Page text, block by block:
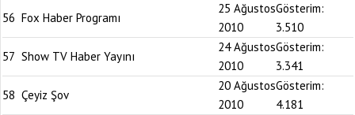
56 Fox Haber Programı
25 Ağustos
2010
Gösterim:
3.510
57 Show TV Haber Yayını
24 Ağustos
2010
Gösterim:
3.341
58 Çeyiz Şov
20 Ağustos
2010
Gösterim:
4.181